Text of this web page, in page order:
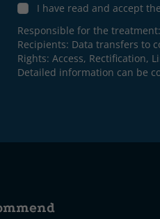
I have read and accept
Responsible for the
Recipients: Data transfers to
Rights: Access, Rectification,
Detailed information can be